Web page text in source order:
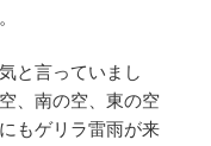
と言っていまし
、南の空、東の空
もゲリラ雷雨が来